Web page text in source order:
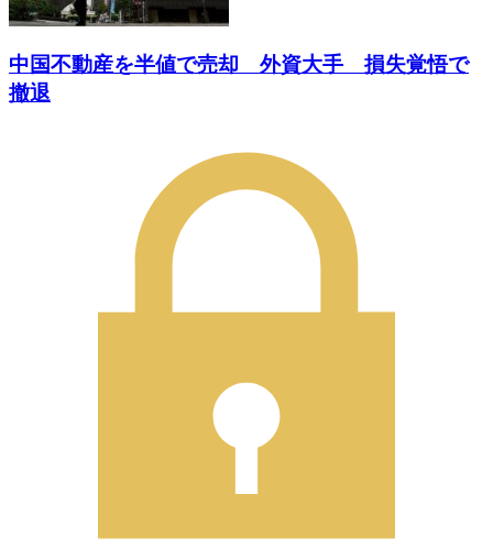
中国不動産を半値で売却 外資大手 損失覚悟で
撤退